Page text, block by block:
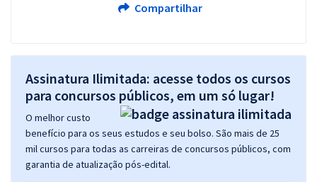
Compartilhar
Assinatura Ilimitada: acesse todos os cursos
para concursos públicos, em um só lugar!
O melhor custo
benefício para os seus estudos e seu bolso. São mais de 25
mil cursos para todas as carreiras de concursos públicos, com
garantia de atualização pós-edital.